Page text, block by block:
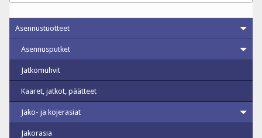
Asennustuotteet
Asennusputket
Jatkomuhvit
Kaaret, jatkot, päätteet
Jako- ja kojerasiat
Jakorasia